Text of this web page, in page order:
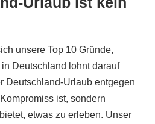
unsere Top 10 Gründe,
Deutschland lohnt darauf
Deutschland-Urlaub entgegen
ist, sondern
etwas zu erleben. Unser